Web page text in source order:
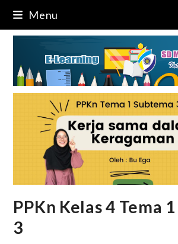
content
Menu
PPKn Kelas 4 Tema
3